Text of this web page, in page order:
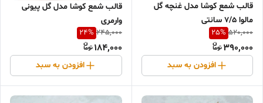
قالب شمع کوشا مدل غنچه گل
مالوا 7/5 سانتی
520,000
25%
390,000
افزودن به سبد
قالب شمع کوشا مدل گل پیونی
وارمری
245,000
24%
184,000
افزودن به سبد